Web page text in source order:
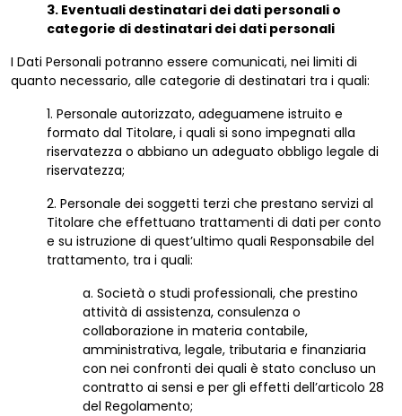
3. Eventuali destinatari dei dati personali o
categorie di destinatari dei dati personali
I Dati Personali potranno essere comunicati, nei limiti di
quanto necessario, alle categorie di destinatari tra i quali:
1. Personale autorizzato, adeguamene istruito e
formato dal Titolare, i quali si sono impegnati alla
riservatezza o abbiano un adeguato obbligo legale di
riservatezza;
2. Personale dei soggetti terzi che prestano servizi al
Titolare che effettuano trattamenti di dati per conto
e su istruzione di quest’ultimo quali Responsabile del
trattamento, tra i quali:
a. Società o studi professionali, che prestino
attività di assistenza, consulenza o
collaborazione in materia contabile,
amministrativa, legale, tributaria e finanziaria
con nei confronti dei quali è stato concluso un
contratto ai sensi e per gli effetti dell’articolo 28
del Regolamento;